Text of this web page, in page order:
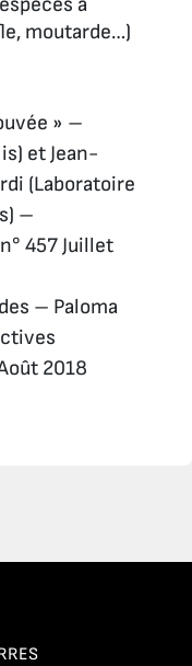
moutarde…)
» –
et Jean-
(Laboratoire
–
457 Juillet
– Paloma
2018